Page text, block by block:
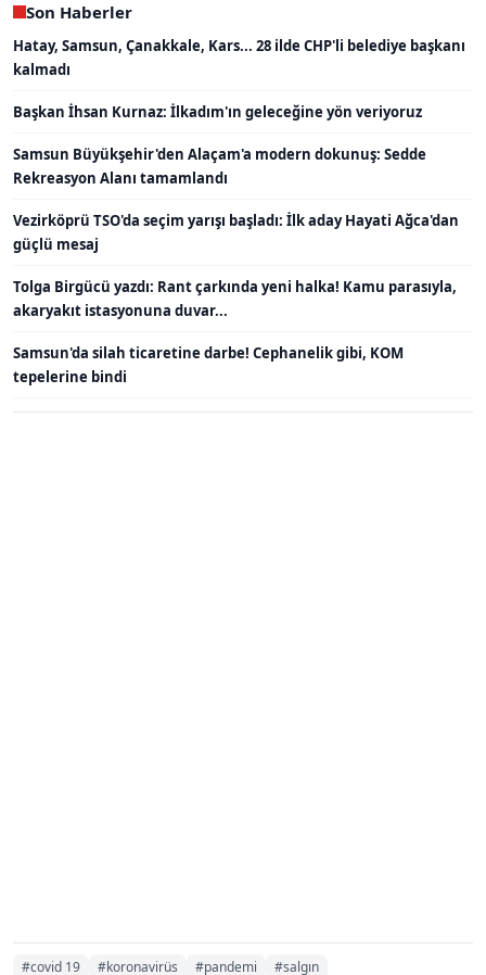
Son Haberler
Hatay, Samsun, Çanakkale, Kars... 28 ilde CHP'li belediye başkanı
kalmadı
Başkan İhsan Kurnaz: İlkadım'ın geleceğine yön veriyoruz
Samsun Büyükşehir'den Alaçam'a modern dokunuş: Sedde
Rekreasyon Alanı tamamlandı
Vezirköprü TSO'da seçim yarışı başladı: İlk aday Hayati Ağca'dan
güçlü mesaj
Tolga Birgücü yazdı: Rant çarkında yeni halka! Kamu parasıyla,
akaryakıt istasyonuna duvar...
Samsun'da silah ticaretine darbe! Cephanelik gibi, KOM
tepelerine bindi
#covid 19 #koronavirüs #pandemi #salgın